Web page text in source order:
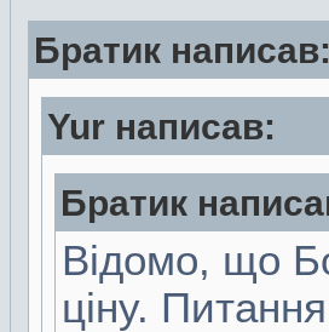
Братик
Yur написав:
Братик
Відомо, що
ціну.